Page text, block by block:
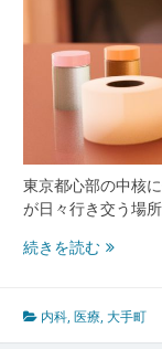
く
人
の
康
を
え
る
街
東京都心部の中核
が日々行き交う場
続きを読む歴
先
端
内科,医療,大手町